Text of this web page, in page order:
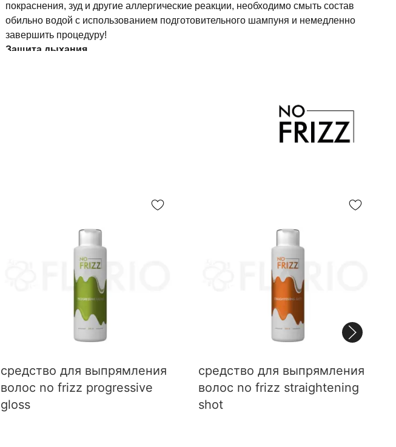
покраснения, зуд и другие аллергические реакции, необходимо смыть состав
обильно водой с использованием подготовительного шампуня и немедленно
завершить процедуру!
Защита дыхания.
Важно также защищать кожу при длительном контакте со средствами.
Используйте защитные перчатки или спецодежду при взаимодействии с
средство для выпрямления
волос no frizz progressive
gloss
средство для выпрямления
волос no frizz straightening
shot